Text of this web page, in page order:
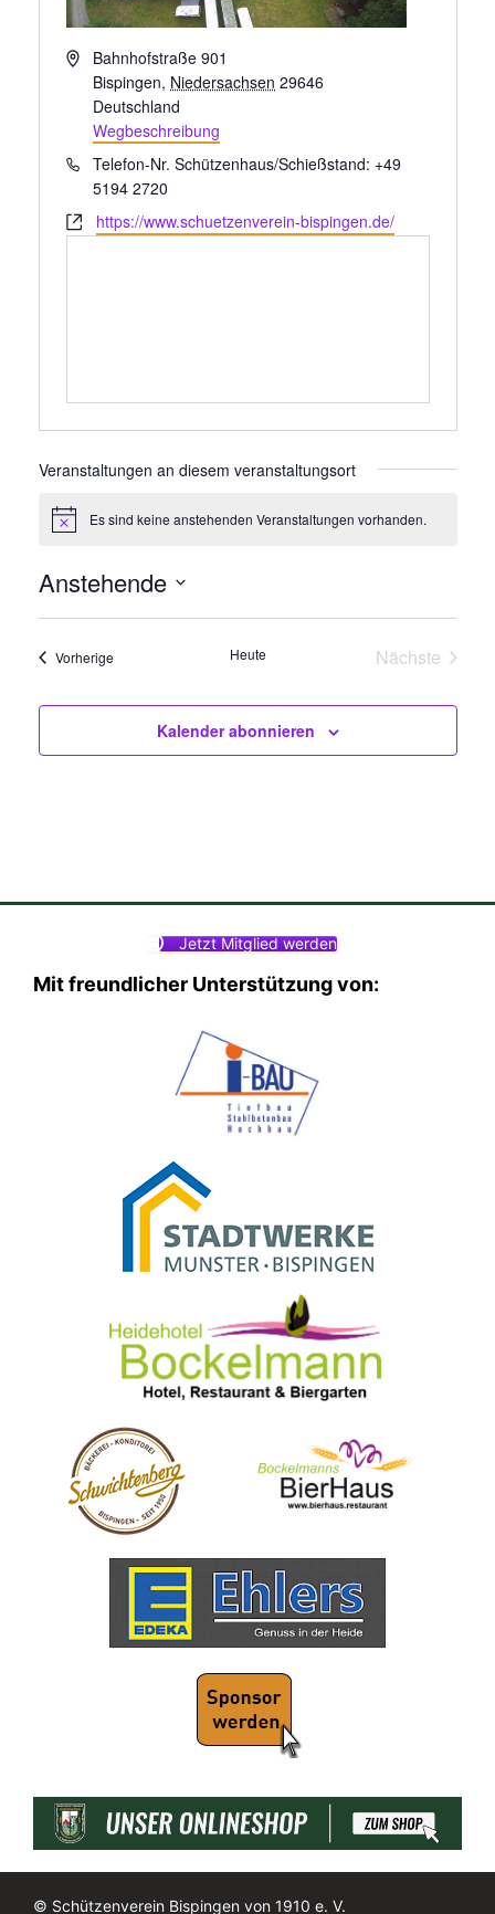
AdresseBahnhofstraße 901
Bispingen, Niedersachsen 29646
Deutschland
Wegbeschreibung
TelefonTelefon-Nr. Schützenhaus/Schießstand: +49
5194 2720
Webseitehttps://www.schuetzenverein-bispingen.de/
Veranstaltungen an diesem veranstaltungsort
HinweisEs sind keine anstehenden Veranstaltungen vorhanden.
Anstehende
VorherigeVeranstaltungen Heute
Nächste
Kalender abonnieren
Jetzt Mitglied werden
Mit freundlicher Unterstützung von:
© Schützenverein Bispingen von 1910 e. V.